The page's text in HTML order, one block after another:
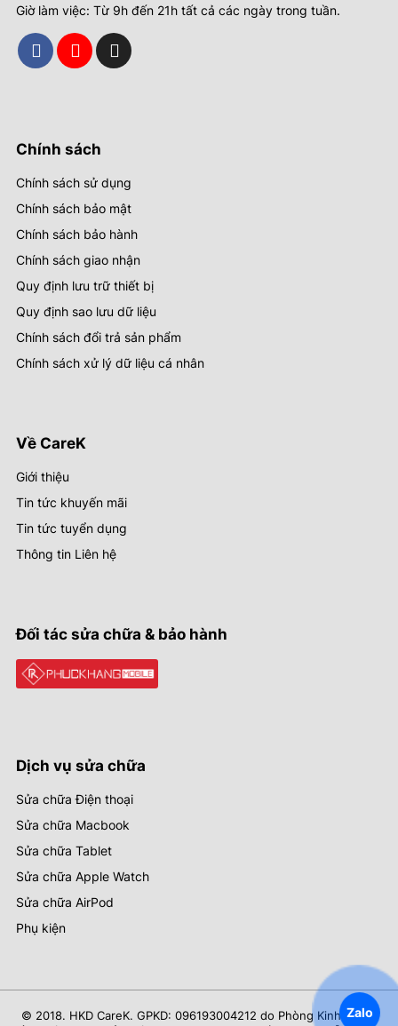
Giờ làm việc: Từ 9h đến 21h tất cả các ngày trong tuần.
Chính sách
Chính sách sử dụng
Chính sách bảo mật
Chính sách bảo hành
Chính sách giao nhận
Quy định lưu trữ thiết bị
Quy định sao lưu dữ liệu
Chính sách đổi trả sản phẩm
Chính sách xử lý dữ liệu cá nhân
Về CareK
Giới thiệu
Tin tức khuyến mãi
Tin tức tuyển dụng
Thông tin Liên hệ
Đối tác sửa chữa & bảo hành
Dịch vụ sửa chữa
Sửa chữa Điện thoại
Sửa chữa Macbook
Sửa chữa Tablet
Sửa chữa Apple Watch
Sửa chữa AirPod
Phụ kiện
© 2018. HKD CareK. GPKD: 096193004212 do Phòng Kinh Tế Hạ
Zalo